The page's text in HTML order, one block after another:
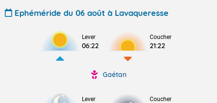
Ephéméride du 06 août à Lavaqueresse
Lever
06:22
Coucher
21:22
Gaétan
Lever Coucher